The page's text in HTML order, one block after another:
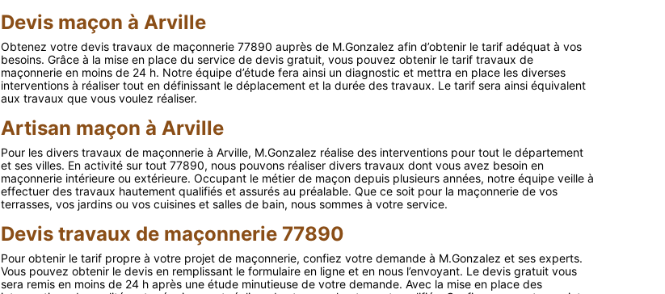
Devis maçon à Arville
Obtenez votre devis travaux de maçonnerie 77890 auprès de M.Gonzalez afin d’obtenir le tarif adéquat à vos
besoins. Grâce à la mise en place du service de devis gratuit, vous pouvez obtenir le tarif travaux de
maçonnerie en moins de 24 h. Notre équipe d’étude fera ainsi un diagnostic et mettra en place les diverses
interventions à réaliser tout en définissant le déplacement et la durée des travaux. Le tarif sera ainsi équivalent
aux travaux que vous voulez réaliser.
Artisan maçon à Arville
Pour les divers travaux de maçonnerie à Arville, M.Gonzalez réalise des interventions pour tout le département
et ses villes. En activité sur tout 77890, nous pouvons réaliser divers travaux dont vous avez besoin en
maçonnerie intérieure ou extérieure. Occupant le métier de maçon depuis plusieurs années, notre équipe veille à
effectuer des travaux hautement qualifiés et assurés au préalable. Que ce soit pour la maçonnerie de vos
terrasses, vos jardins ou vos cuisines et salles de bain, nous sommes à votre service.
Devis travaux de maçonnerie 77890
Pour obtenir le tarif propre à votre projet de maçonnerie, confiez votre demande à M.Gonzalez et ses experts.
Vous pouvez obtenir le devis en remplissant le formulaire en ligne et en nous l’envoyant. Le devis gratuit vous
sera remis en moins de 24 h après une étude minutieuse de votre demande. Avec la mise en place des